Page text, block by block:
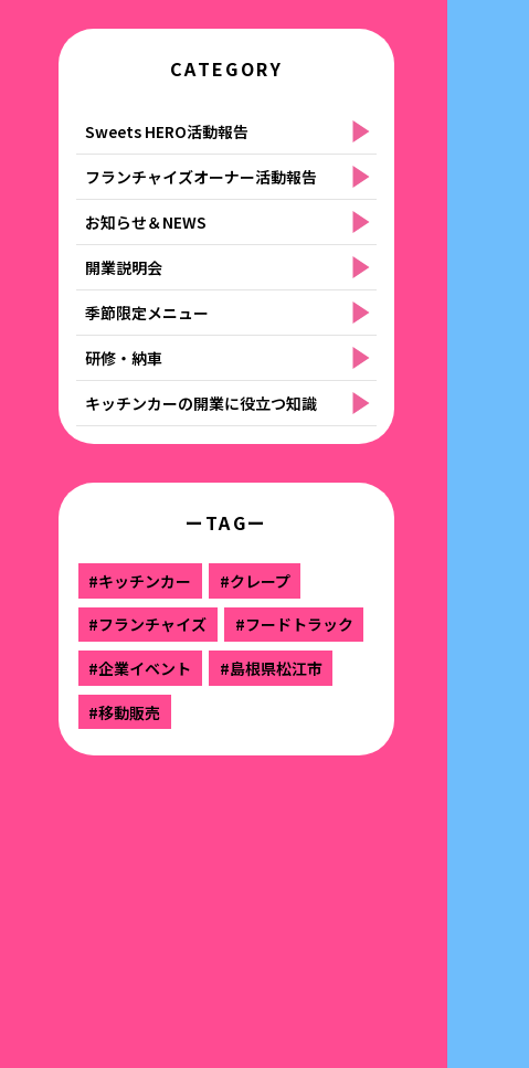
CATEGORY
Sweets HERO活動報告
フランチャイズオーナー活動報告
お知らせ＆NEWS
開業説明会
季節限定メニュー
研修・納車
キッチンカーの開業に役立つ知識
ーTAGー
#キッチンカー
#クレープ
#フランチャイズ
#フードトラック
#企業イベント
#島根県松江市
#移動販売